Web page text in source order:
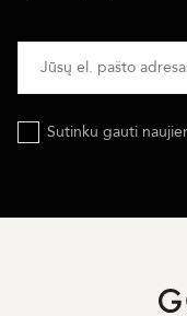
Sutinku gauti